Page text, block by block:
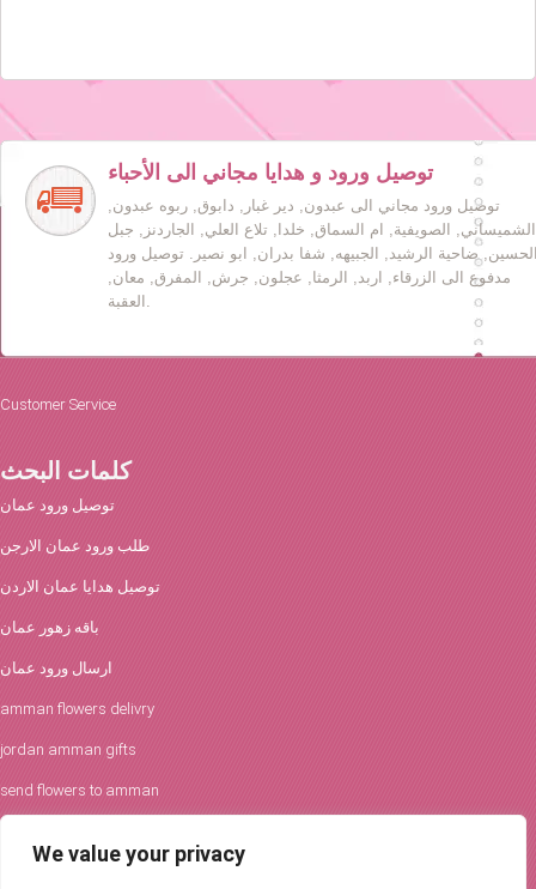
We value your privacy
توصيل ورود و هدايا مجاني الى الأحباء
توصيل ورود مجاني الى عبدون, دير غبار, دابوق, ربوه عبدون,
الشميساني, الصويفية, ام السماق, خلدا, تلاع العلي, الجاردنز, جبل
ضاحية الرشيد, الجبيهه, شفا بدران, ابو نصير. توصيل ورود
مدفوع الى الزرقاء, اربد, الرمثا, عجلون, جرش, المفرق, معان,
Customer Service
كلمات البحث
توصيل ورود عمان
طلب ورود عمان الارجن
توصيل هدايا عمان الاردن
باقه زهور عمان
ارسال ورود عمان
amman flowers delivry
jordan amman gifts
send flowers to amman
افكار الورود والحفلات